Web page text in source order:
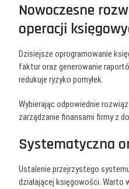
Nowoczesne
operacji
Dzisiejsze oprogramowanie
faktur oraz generowanie
redukuje ryzyko pomyłek.
Wybierając odpowiednie
zarządzanie finansami firmy z
Systematyczna
Ustalenie przejrzystego
działającej księgowości.